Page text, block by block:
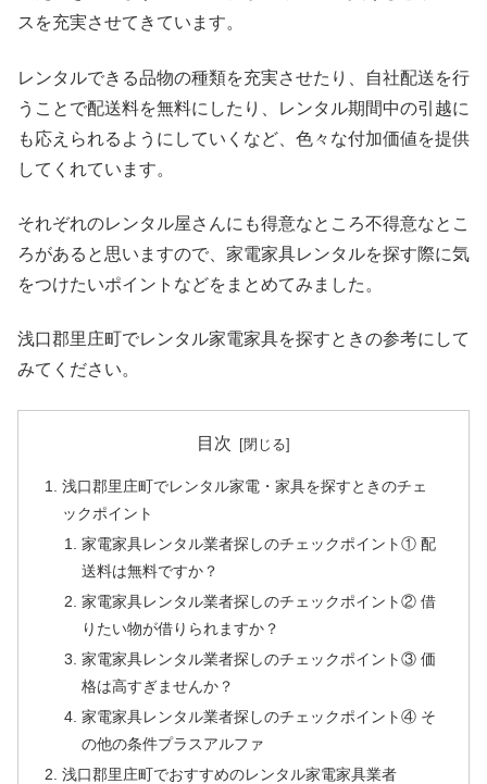
スを充実させてきています。
レンタルできる品物の種類を充実させたり、自社配送を行
うことで配送料を無料にしたり、レンタル期間中の引越に
も応えられるようにしていくなど、色々な付加価値を提供
してくれています。
それぞれのレンタル屋さんにも得意なところ不得意なとこ
ろがあると思いますので、家電家具レンタルを探す際に気
をつけたいポイントなどをまとめてみました。
浅口郡里庄町でレンタル家電家具を探すときの参考にして
みてください。
目次
浅口郡里庄町でレンタル家電・家具を探すときのチェ
ックポイント
家電家具レンタル業者探しのチェックポイント① 配
送料は無料ですか？
家電家具レンタル業者探しのチェックポイント② 借
りたい物が借りられますか？
家電家具レンタル業者探しのチェックポイント③ 価
格は高すぎませんか？
家電家具レンタル業者探しのチェックポイント④ そ
の他の条件プラスアルファ
浅口郡里庄町でおすすめのレンタル家電家具業者